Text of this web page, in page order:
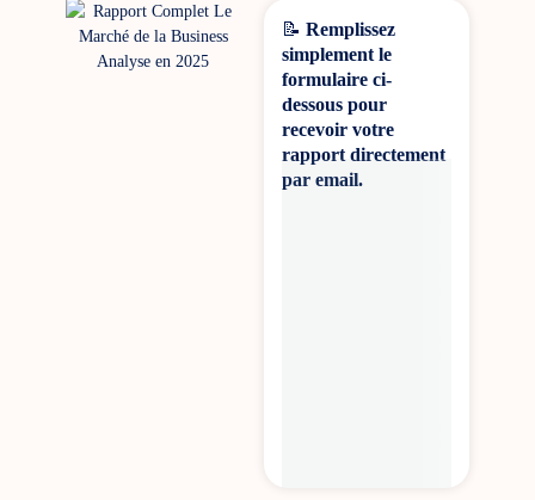
📝Remplissez
simplement le
formulaire ci-
dessous pour
recevoir votre
rapport directement
par email.